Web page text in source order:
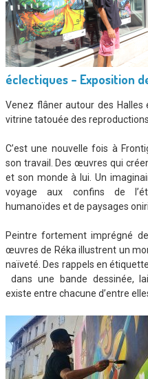
éclectiques – Exposition
Venez flâner autour des
vitrine tatouée des
C’est une nouvelle fois à
son travail. Des œuvres qui
et son monde à lui. Un
voyage aux confins de
humanoïdes et de paysages
Peintre fortement imprégné
œuvres de Réka illustrent un
naïveté. Des rappels en
dans une bande dessinée,
existe entre chacune d’entre